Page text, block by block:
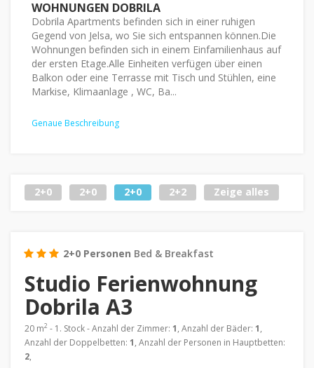
WOHNUNGEN DOBRILA
Dobrila Apartments befinden sich in einer ruhigen
Gegend von Jelsa, wo Sie sich entspannen können.Die
Wohnungen befinden sich in einem Einfamilienhaus auf
der ersten Etage.Alle Einheiten verfügen über einen
Balkon oder eine Terrasse mit Tisch und Stühlen, eine
Markise, Klimaanlage , WC, Ba...
Genaue Beschreibung
2+0 2+0 2+0 2+2 Zeige alles
2+0 Personen Bed & Breakfast
Studio Ferienwohnung
Dobrila A3
20 m2 - 1. Stock - Anzahl der Zimmer: 1, Anzahl der Bäder: 1,
Anzahl der Doppelbetten: 1, Anzahl der Personen in Hauptbetten:
2,